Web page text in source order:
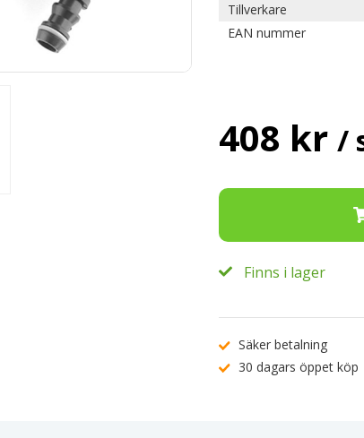
Tillverkare
EAN nummer
408 kr /
Finns i lager
Säker betalning
30 dagars öppet köp